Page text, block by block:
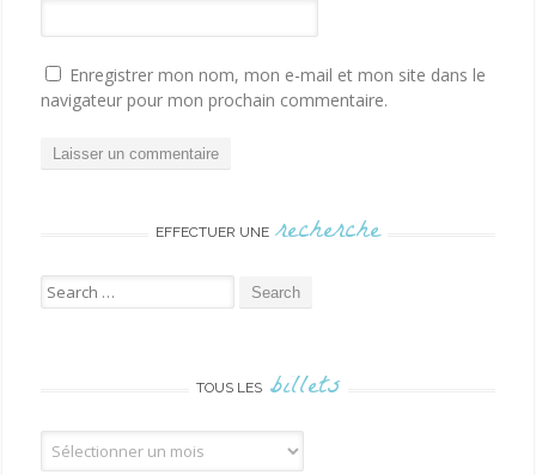
Enregistrer mon nom, mon e-mail et mon site dans le
navigateur pour mon prochain commentaire.
EFFECTUER UNE recherche
Search for:
TOUS LES billets
Tous les billets